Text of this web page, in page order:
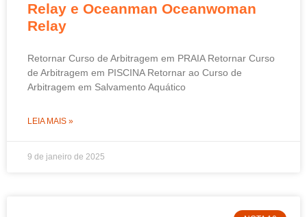
Relay e Oceanman Oceanwoman
Relay
Retornar Curso de Arbitragem em PRAIA Retornar Curso
de Arbitragem em PISCINA Retornar ao Curso de
Arbitragem em Salvamento Aquático
LEIA MAIS »
9 de janeiro de 2025